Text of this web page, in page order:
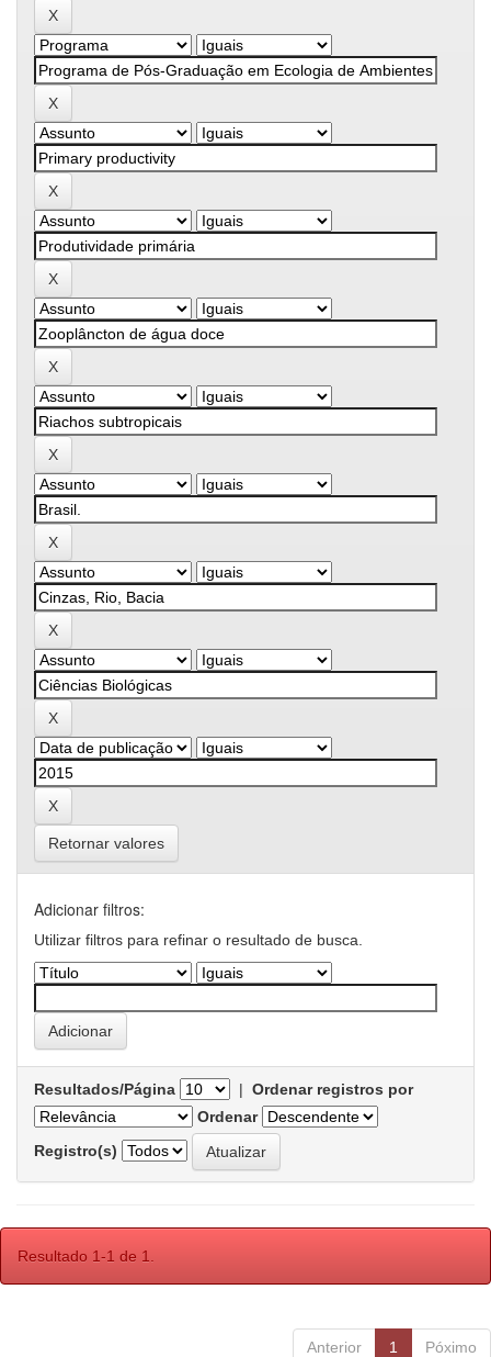
Retornar valores
Adicionar filtros:
Utilizar filtros para refinar o resultado de busca.
Resultados/Página | Ordenar registros por
Ordenar
Registro(s)
Resultado 1-1 de 1.
Anterior 1 Póximo